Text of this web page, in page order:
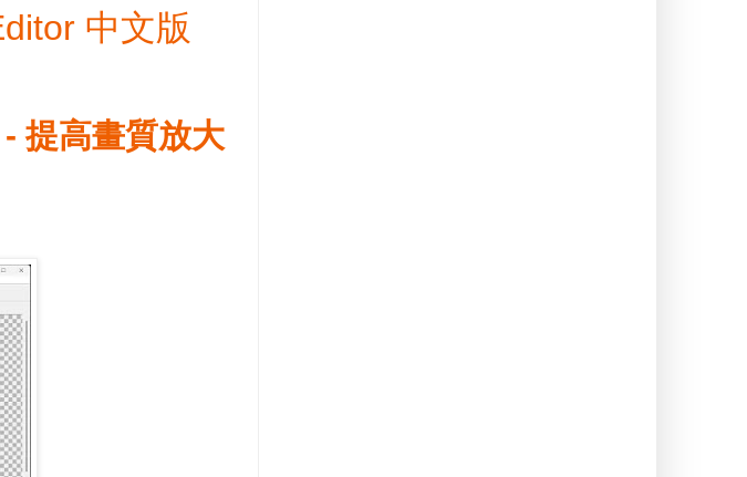
中文版
提高畫質放大